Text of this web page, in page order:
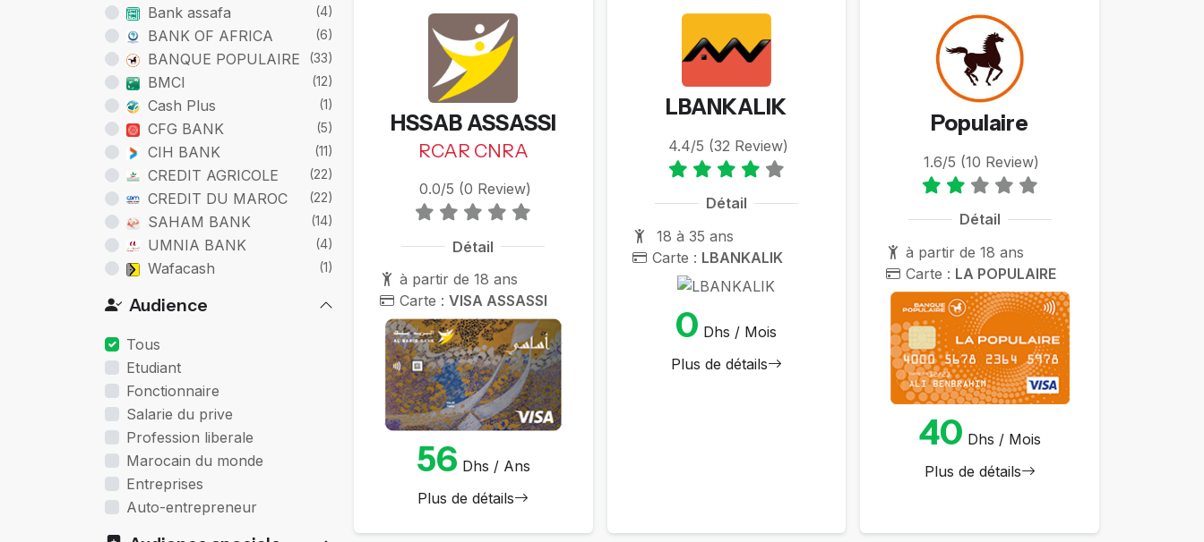
Bank assafa (4)
BANK OF AFRICA (6)
BANQUE POPULAIRE (33)
BMCI (12)
Cash Plus (1)
CFG BANK (5)
CIH BANK (11)
CREDIT AGRICOLE (22)
CREDIT DU MAROC (22)
SAHAM BANK (14)
UMNIA BANK (4)
Wafacash (1)
Audience
Tous
Etudiant
Fonctionnaire
Salarie du prive
Profession liberale
Marocain du monde
Entreprises
Auto-entrepreneur
HSSAB ASSASSI
RCAR CNRA
0.0/5 (0 Review)
Détail
à partir de 18 ans
Carte : VISA ASSASSI
56 Dhs / Ans
Plus de détails
LBANKALIK
4.4/5 (32 Review)
Détail
18 à 35 ans
Carte : LBANKALIK
0 Dhs / Mois
Plus de détails
Populaire
1.6/5 (10 Review)
Détail
à partir de 18 ans
Carte : LA POPULAIRE
40 Dhs / Mois
Plus de détails